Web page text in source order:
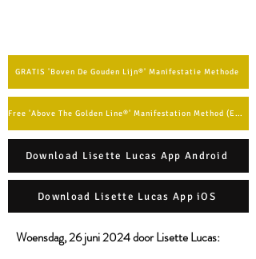
GRATIS 'Boven De Gouden Lijn®' Manifestatie Methode
Free 'Above The Golden Line®' Manifestation Method (English)
Download Lisette Lucas App Android
Download Lisette Lucas App iOS
Woensdag, 26 juni 2024 door Lisette Lucas:​